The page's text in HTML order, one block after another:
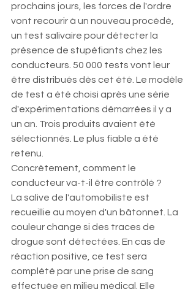
prochains jours, les forces de l'ordre
vont recourir à un nouveau procédé,
un test salivaire pour détecter la
présence de stupéfiants chez les
conducteurs. 50 000 tests vont leur
être distribués dès cet été. Le modèle
de test a été choisi après une série
d'expérimentations démarrées il y a
un an. Trois produits avaient été
sélectionnés. Le plus fiable a été
retenu.
Concrètement, comment le
conducteur va-t-il être contrôlé ?
La salive de l'automobiliste est
recueillie au moyen d'un bâtonnet. La
couleur change si des traces de
drogue sont détectées. En cas de
réaction positive, ce test sera
complété par une prise de sang
effectuée en milieu médical. Elle